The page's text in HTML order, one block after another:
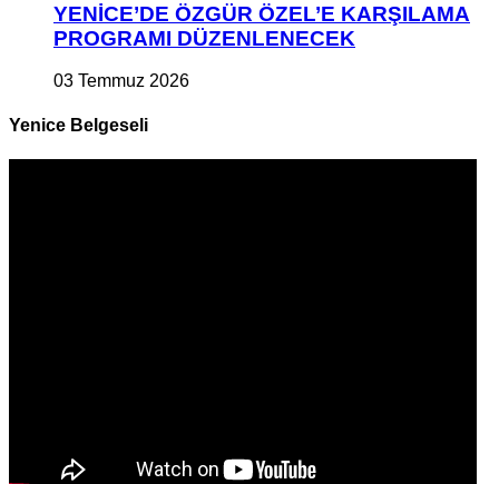
YENİCE’DE ÖZGÜR ÖZEL’E KARŞILAMA
PROGRAMI DÜZENLENECEK
03 Temmuz 2026
Yenice Belgeseli